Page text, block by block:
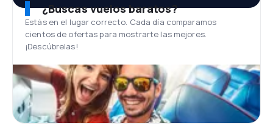
¿Buscas vuelos baratos?
Estás en el lugar correcto. Cada día comparamos
cientos de ofertas para mostrarte las mejores.
¡Descúbrelas!